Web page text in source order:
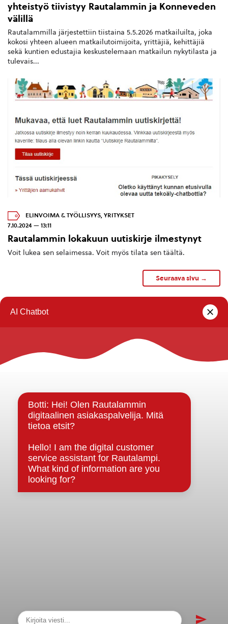
yhteistyö tiivistyy Rautalammin ja Konneveden
välillä
Rautalammilla järjestettiin tiistaina 5.5.2026 matkailuilta, joka
kokosi yhteen alueen matkailutoimijoita, yrittäjiä, kehittäjiä
sekä kuntien edustajia keskustelemaan matkailun nykytilasta ja
tulevais...
ELINVOIMA & TYÖLLISYYS, YRITYKSET
7.10.2024 — 13:11
Rautalammin lokakuun uutiskirje ilmestynyt
Voit lukea sen selaimessa. Voit myös tilata sen täältä.
Seuraava sivu →
Rautalammin kunta
Strategiat, ohjelmat, ohjeet, suunnitelmat, säännöt ja
sopimukset
Asiakirjajulkisuuskuvaus
Evästeet
Saavutettavuusseloste
Tietosuoja
Tietosuojaselosteet